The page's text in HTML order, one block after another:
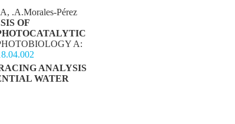
.A.Morales-Pérez
OF
A:
ANALYSIS
WATER